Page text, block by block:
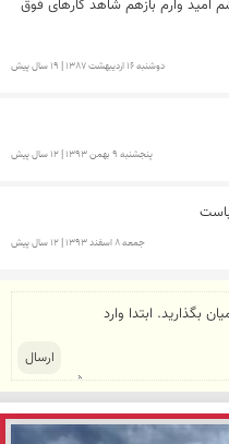
دوشنبه 16 ارديبهشت 1387 | 19 سال پیش
پنجشنبه 9 بهمن 1393 | 12 سال پیش
جمعه 8 اسفند 1393 | 12 سال پیش